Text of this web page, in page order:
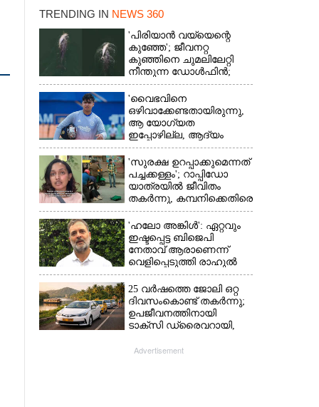
TRENDING IN NEWS 360
'പിരിയാൻ വയ്യെന്റെ
കുഞ്ഞേ'; ജീവനറ്റ
കുഞ്ഞിനെ ചുമലിലേറ്റി
നീന്തുന്ന ഡോൾഫിൻ;
കടലിലെ വൈകാരിക
നിമിഷങ്ങൾ
'വൈഭവിനെ
ഒഴിവാക്കേണ്ടതായിരുന്നു,​
ആ യോഗ്യത
ഇപ്പോഴില്ല, ആദ്യം
എല്ലാം പഠിക്കട്ടെ';
നിർദേശവുമായി മുൻ
ക്രിക്കറ്റ് താരം
'സുരക്ഷ ഉറപ്പാക്കുമെന്നത്
പച്ചക്കള്ളം'; റാപ്പിഡോ
യാത്രയിൽ ജീവിതം
തകർന്നു, കമ്പനിക്കെതിരെ
പരാതിയുമായി യുവതി
'ഹലോ അങ്കിൾ': ഏറ്റവും
ഇഷ്ടപ്പെട്ട ബിജെപി
നേതാവ് ആരാണെന്ന്
വെളിപ്പെടുത്തി രാഹുൽ
ഗാന്ധി
25 വർഷത്തെ ജോലി ഒറ്റ
ദിവസംകൊണ്ട് തകർന്നു;
ഉപജീവനത്തിനായി
ടാക്‌സി ഡ്രൈവറായി,​
Advertisement